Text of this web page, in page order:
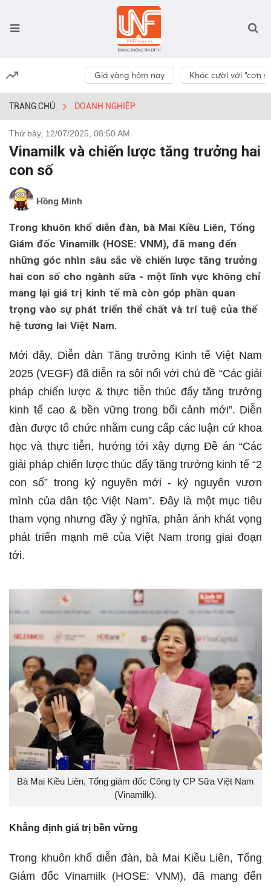
Giá vàng hôm nay Khóc cười với “cơn
TRANG CHỦ DOANH NGHIỆP
Thứ bảy, 12/07/2025, 08:50 AM
Vinamilk và chiến lược tăng trưởng hai
con số
Hồng Minh
Trong khuôn khổ diễn đàn, bà Mai Kiều Liên, Tổng
Giám đốc Vinamilk (HOSE: VNM), đã mang đến
những góc nhìn sâu sắc về chiến lược tăng trưởng
hai con số cho ngành sữa - một lĩnh vực không chỉ
mang lại giá trị kinh tế mà còn góp phần quan
trọng vào sự phát triển thể chất và trí tuệ của thế
hệ tương lai Việt Nam.
Mới đây, Diễn đàn Tăng trưởng Kinh tế Việt Nam
2025 (VEGF) đã diễn ra sôi nổi với chủ đề “Các giải
pháp chiến lược & thực tiễn thúc đẩy tăng trưởng
kinh tế cao & bền vững trong bối cảnh mới”. Diễn
đàn được tổ chức nhằm cung cấp các luận cứ khoa
học và thực tiễn, hướng tới xây dựng Đề án “Các
giải pháp chiến lược thúc đẩy tăng trưởng kinh tế “2
con số” trong kỷ nguyên mới - kỷ nguyên vươn
mình của dân tộc Việt Nam”. Đây là một mục tiêu
tham vọng nhưng đầy ý nghĩa, phản ánh khát vọng
phát triển mạnh mẽ của Việt Nam trong giai đoạn
tới.
Bà Mai Kiều Liên, Tổng giám đốc Công ty CP Sữa Việt Nam
(Vinamilk).
Khẳng định giá trị bền vững
Trong khuôn khổ diễn đàn, bà Mai Kiều Liên, Tổng
Giám đốc Vinamilk (HOSE: VNM), đã mang đến